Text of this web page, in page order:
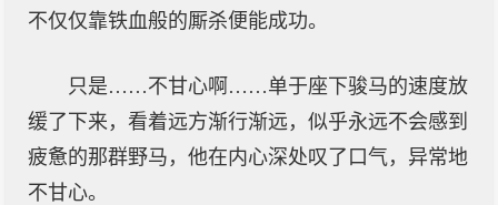
不仅仅靠铁血般的厮杀便能成功。
只是……不甘心啊……单于座下骏马的速度放
缓了下来，看着远方渐行渐远，似乎永远不会感到
疲惫的那群野马，他在内心深处叹了口气，异常地
不甘心。